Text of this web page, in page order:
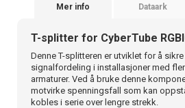
Mer info Dataark
T-splitter for CyberTube
Denne T-splitteren er utviklet for å
signalfordeling i installasjoner med
armaturer. Ved å bruke denne
motvirke spenningsfall som kan
kobles i serie over lengre strekk.